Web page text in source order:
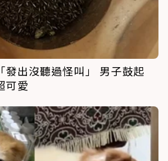
發出沒聽過怪叫」 男子鼓起
可愛